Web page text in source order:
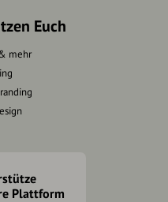
Euch
mehr
Plattform